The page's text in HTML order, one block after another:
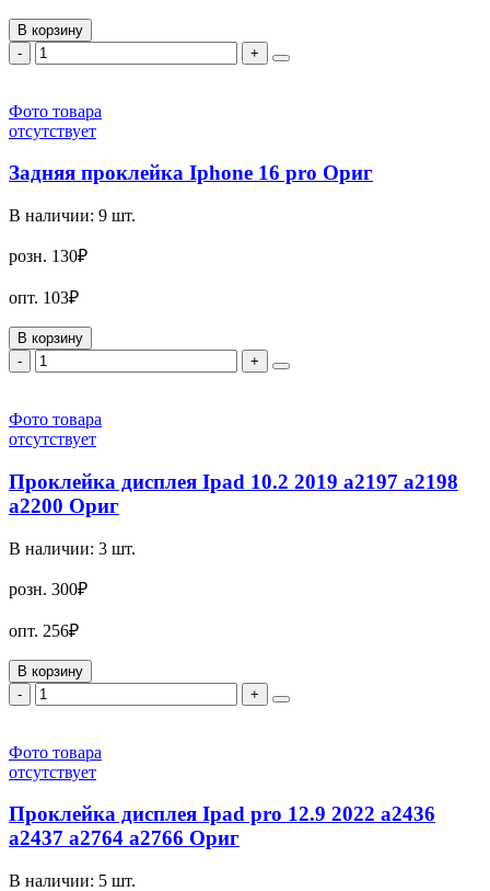
В корзину
-
+
Фото товара
отсутствует
Задняя проклейка Iphone 16 pro Ориг
В наличии: 9 шт.
розн. 130₽
опт. 103₽
В корзину
-
+
Фото товара
отсутствует
Проклейка дисплея Ipad 10.2 2019 a2197 a2198
a2200 Ориг
В наличии: 3 шт.
розн. 300₽
опт. 256₽
В корзину
-
+
Фото товара
отсутствует
Проклейка дисплея Ipad pro 12.9 2022 a2436
a2437 a2764 a2766 Ориг
В наличии: 5 шт.